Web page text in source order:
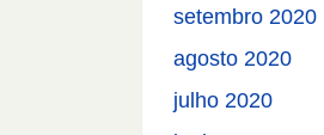
setembro 2020
agosto 2020
julho 2020